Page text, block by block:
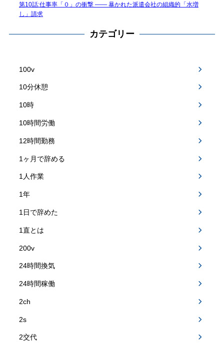
第10話:仕事率「０」の衝撃 —— 暴かれた派遣会社の組織的「水増
し」請求
カテゴリー
100v
10分休憩
10時
10時間労働
12時間勤務
1ヶ月で辞める
1人作業
1年
1日で辞めた
1直とは
200v
24時間換気
24時間稼働
2ch
2s
2交代